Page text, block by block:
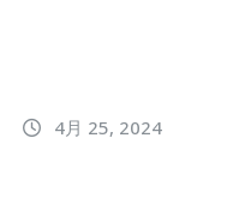
4月 25, 2024